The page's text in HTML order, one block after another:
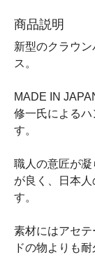
商品説明
新型のクラウ
ス。
MADE IN
修一氏による
す。
職人の意匠が
が良く、日本
す。
素材にはアセ
ドの物よりも